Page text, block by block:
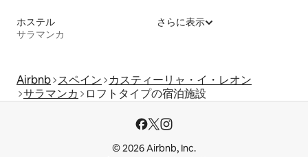
ホステル
サラマンカ
さらに表示
Airbnb スペイン
カスティーリャ・イ・レオン
サラマンカ
ロフトタイプの宿泊施設
© 2026 Airbnb, Inc.